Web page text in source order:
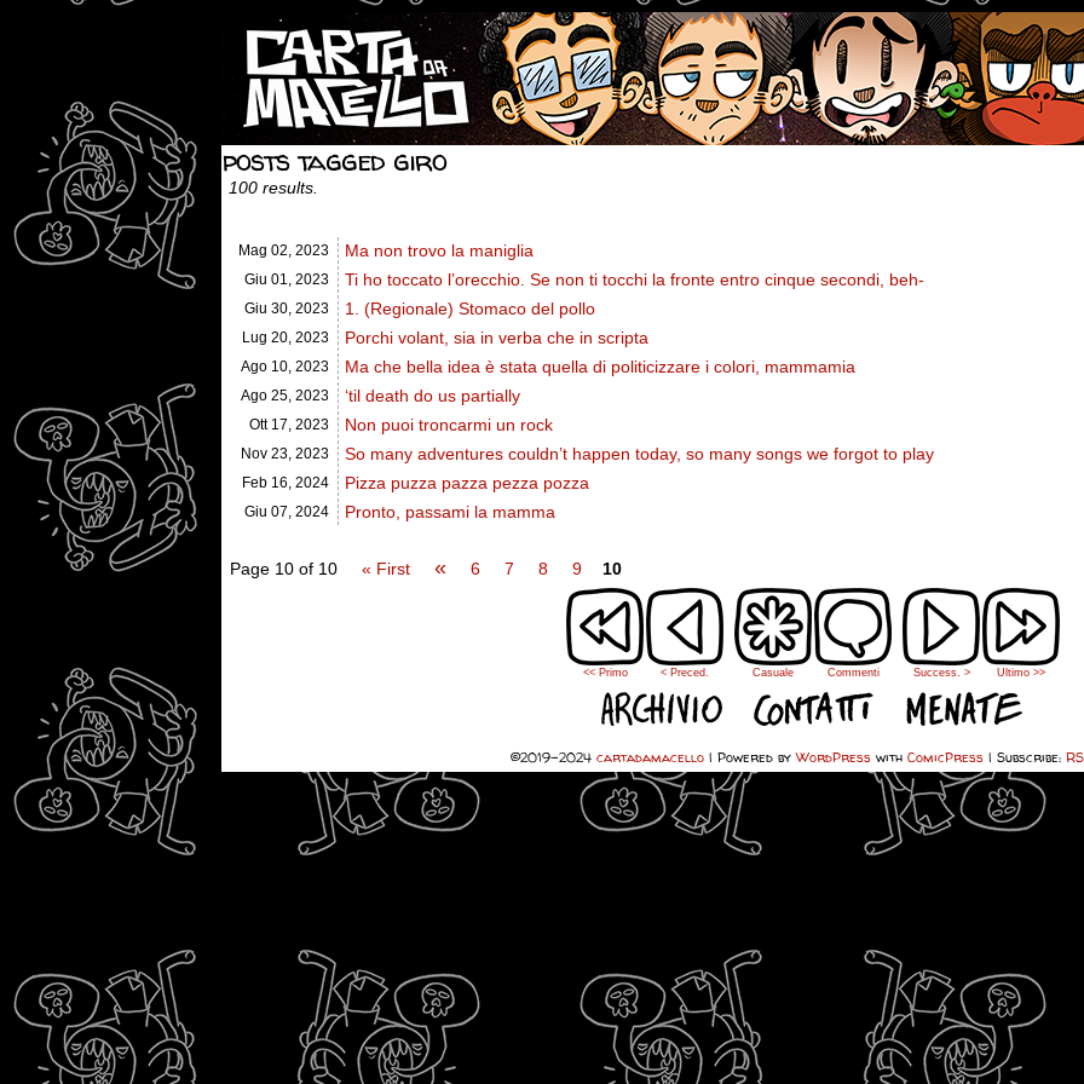
posts tagged giro
100 results.
Mag 02, 2023 Ma non trovo la maniglia
Giu 01, 2023 Ti ho toccato l’orecchio. Se non ti tocchi la fronte entro cinque secondi, beh-
Giu 30, 2023 1. (Regionale) Stomaco del pollo
Lug 20, 2023 Porchi volant, sia in verba che in scripta
Ago 10, 2023 Ma che bella idea è stata quella di politicizzare i colori, mammamia
Ago 25, 2023 ‘til death do us partially
Ott 17, 2023 Non puoi troncarmi un rock
Nov 23, 2023 So many adventures couldn’t happen today, so many songs we forgot to play
Feb 16, 2024 Pizza puzza pazza pezza pozza
Giu 07, 2024 Pronto, passami la mamma
Page 10 of 10 « First « 6 7 8 9 10
<< Primo < Preced. Casuale Commenti Success. > Ultimo >>
©2019-2024 cartadamacello | Powered byWordPress with ComicPress | Subscribe: